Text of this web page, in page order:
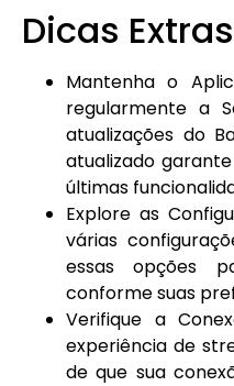
Dicas Extras
Mantenha o
regularmente a
atualizações do
atualizado
últimas
Explore as
várias
essas opções
conforme suas
Verifique a
experiência de
de que sua